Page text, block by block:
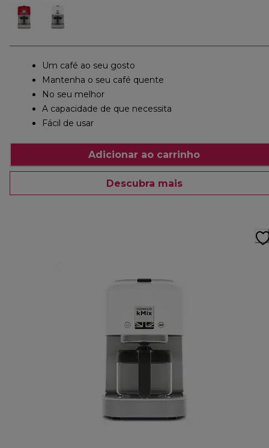
Um café ao seu gosto
Mantenha o seu café quente
No seu melhor
A capacidade de que necessita
Fácil de usar
Adicionar ao carrinho
Descubra mais